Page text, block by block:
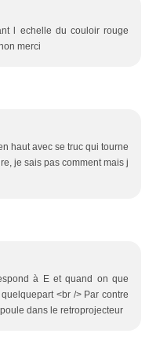
l echelle du couloir rouge
merci
haut avec se truc qui tourne
je sais pas comment mais j
à E et quand on que
<br /> Par contre
dans le retroprojecteur